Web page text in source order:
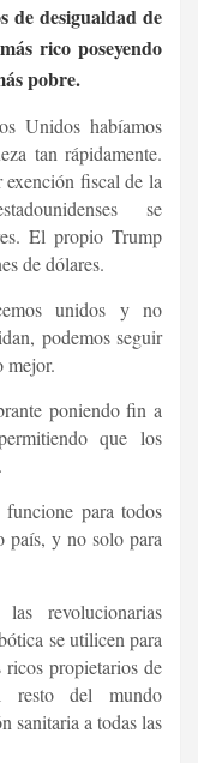
de desigualdad de
rico poseyendo
pobre.
Unidos habíamos
tan rápidamente.
fiscal de la
se
El propio Trump
de dólares.
unidos y no
podemos seguir
mejor.
poniendo fin a
que los
para todos
país, y no solo para
revolucionarias
se utilicen para
propietarios de
resto del mundo
sanitaria a todas las